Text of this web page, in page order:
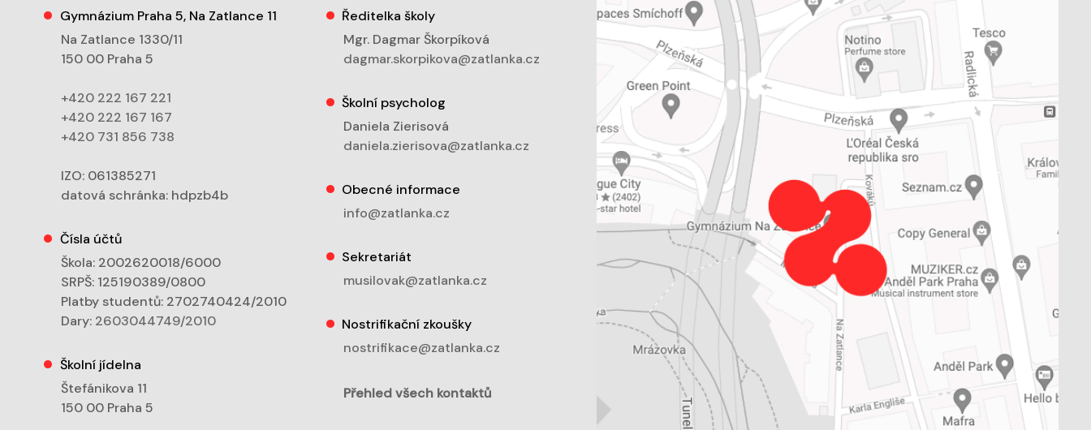
Gymnázium Praha 5, Na Zatlance 11
Na Zatlance 1330/11
150 00 Praha 5
+420 222 167 221
+420 222 167 167
+420 731 856 738
IZO: 061385271
datová schránka: hdpzb4b
Čísla účtů
Škola: 2002620018/6000
SRPŠ: 125190389/0800
Platby studentů: 2702740424/2010
Dary: 2603044749/2010
Školní jídelna
Štefánikova 11
150 00 Praha 5
Ředitelka školy
Mgr. Dagmar Škorpíková
dagmar.skorpikova@zatlanka.cz
Školní psycholog
Daniela Zierisová
daniela.zierisova@zatlanka.cz
Obecné informace
info@zatlanka.cz
Sekretariát
musilovak@zatlanka.cz
Nostrifikační zkoušky
nostrifikace@zatlanka.cz
Přehled všech kontaktů